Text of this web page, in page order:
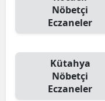
Nöbetçi
Eczaneler
Kütahya
Nöbetçi
Eczaneler